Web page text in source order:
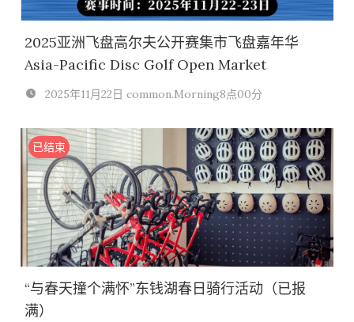
2025亚洲飞盘高尔夫公开赛集市飞盘嘉年华
Asia-Pacific Disc Golf Open Market
2025年11月22日 common.Morning8点00分
已结束
“与春天撞个满怀”东钱湖春日骑行活动（已报
满）